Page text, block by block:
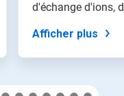
d'échange d'ions,
Afficher plus